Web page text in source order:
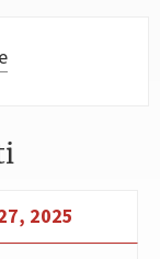
2025